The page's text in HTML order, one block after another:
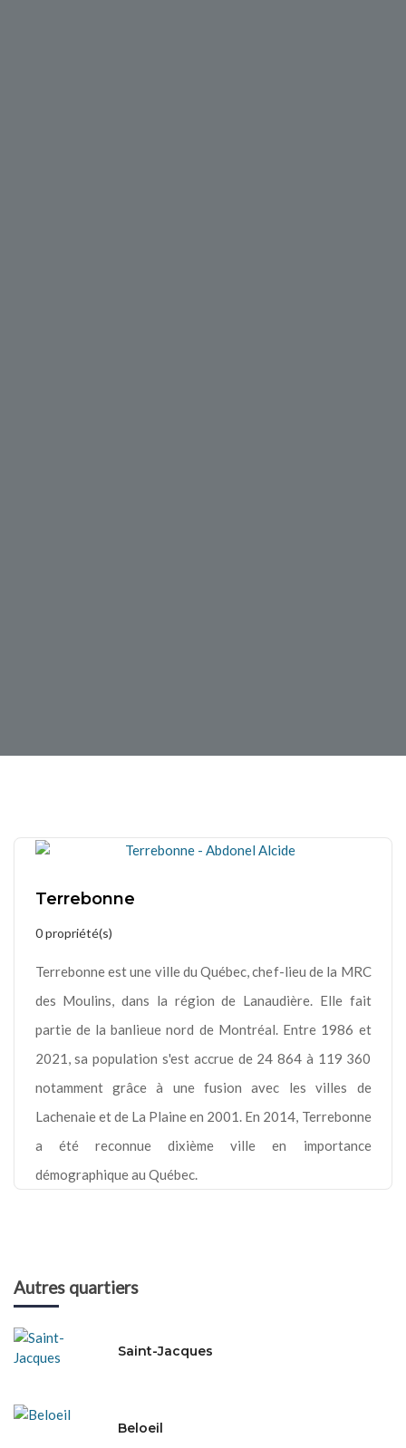
Terrebonne
0 propriété(s)
Terrebonne est une ville du Québec, chef-lieu de la MRC
des Moulins, dans la région de Lanaudière. Elle fait
partie de la banlieue nord de Montréal. Entre 1986 et
2021, sa population s'est accrue de 24 864 à 119 360
notamment grâce à une fusion avec les villes de
Lachenaie et de La Plaine en 2001. En 2014, Terrebonne
a été reconnue dixième ville en importance
démographique au Québec.
Autres quartiers
Saint-Jacques
Beloeil